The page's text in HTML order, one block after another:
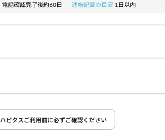
電話確認完了後約60日 通帳記載の目安 1日以内
ハピタスご利用前に必ずご確認ください